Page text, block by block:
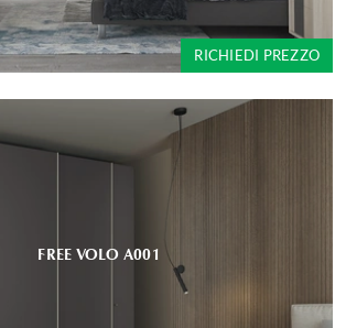
RICHIEDI PREZZO
FREE VOLO A001